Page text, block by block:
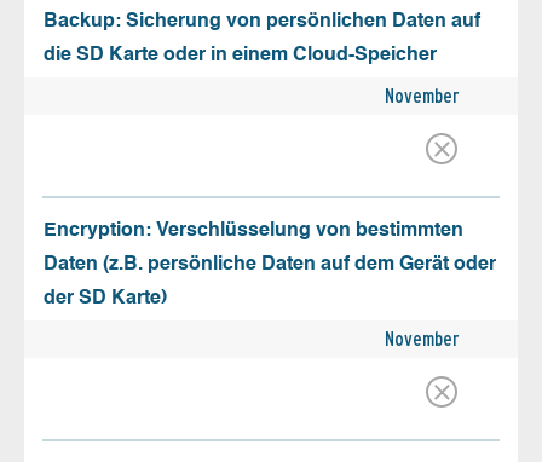
Backup: Sicherung von persönlichen Daten auf
die SD Karte oder in einem Cloud-Speicher
November
Encryption: Verschlüsselung von bestimmten
Daten (z.B. persönliche Daten auf dem Gerät oder
der SD Karte)
November